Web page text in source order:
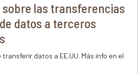
las transferencias
datos a terceros
datos a EE.UU. Más info en el